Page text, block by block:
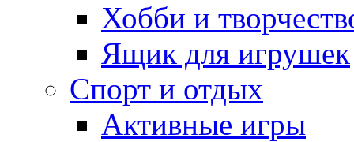
Хобби и
Ящик для игрушек
Спорт и отдых
Активные игры